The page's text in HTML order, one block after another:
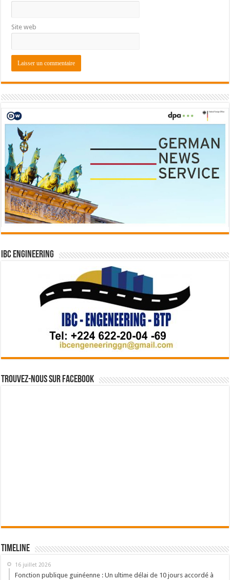
Site web
IBC Engineering
Trouvez-nous sur Facebook
Timeline
16 juillet 2026
Fonction publique guinéenne : Un ultime délai de 10 jours accordé à